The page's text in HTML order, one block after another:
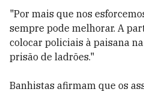
"Por mais que nos
sempre pode melhorar. A
colocar policiais à paisana
prisão de ladrões."
Banhistas afirmam que os